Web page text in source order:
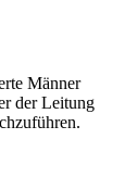
Männer
der Leitung